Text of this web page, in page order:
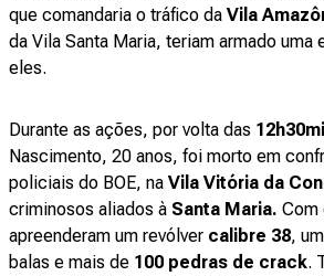
que comandaria o tráfico da Vila
da Vila Santa Maria, teriam armado uma
eles.
Durante as ações, por volta das
Nascimento, 20 anos, foi morto em
policiais do BOE, na Vila Vitória da
criminosos aliados à Santa Maria. Com
apreenderam um revólver calibre 38,
balas e mais de 100 pedras de crack.